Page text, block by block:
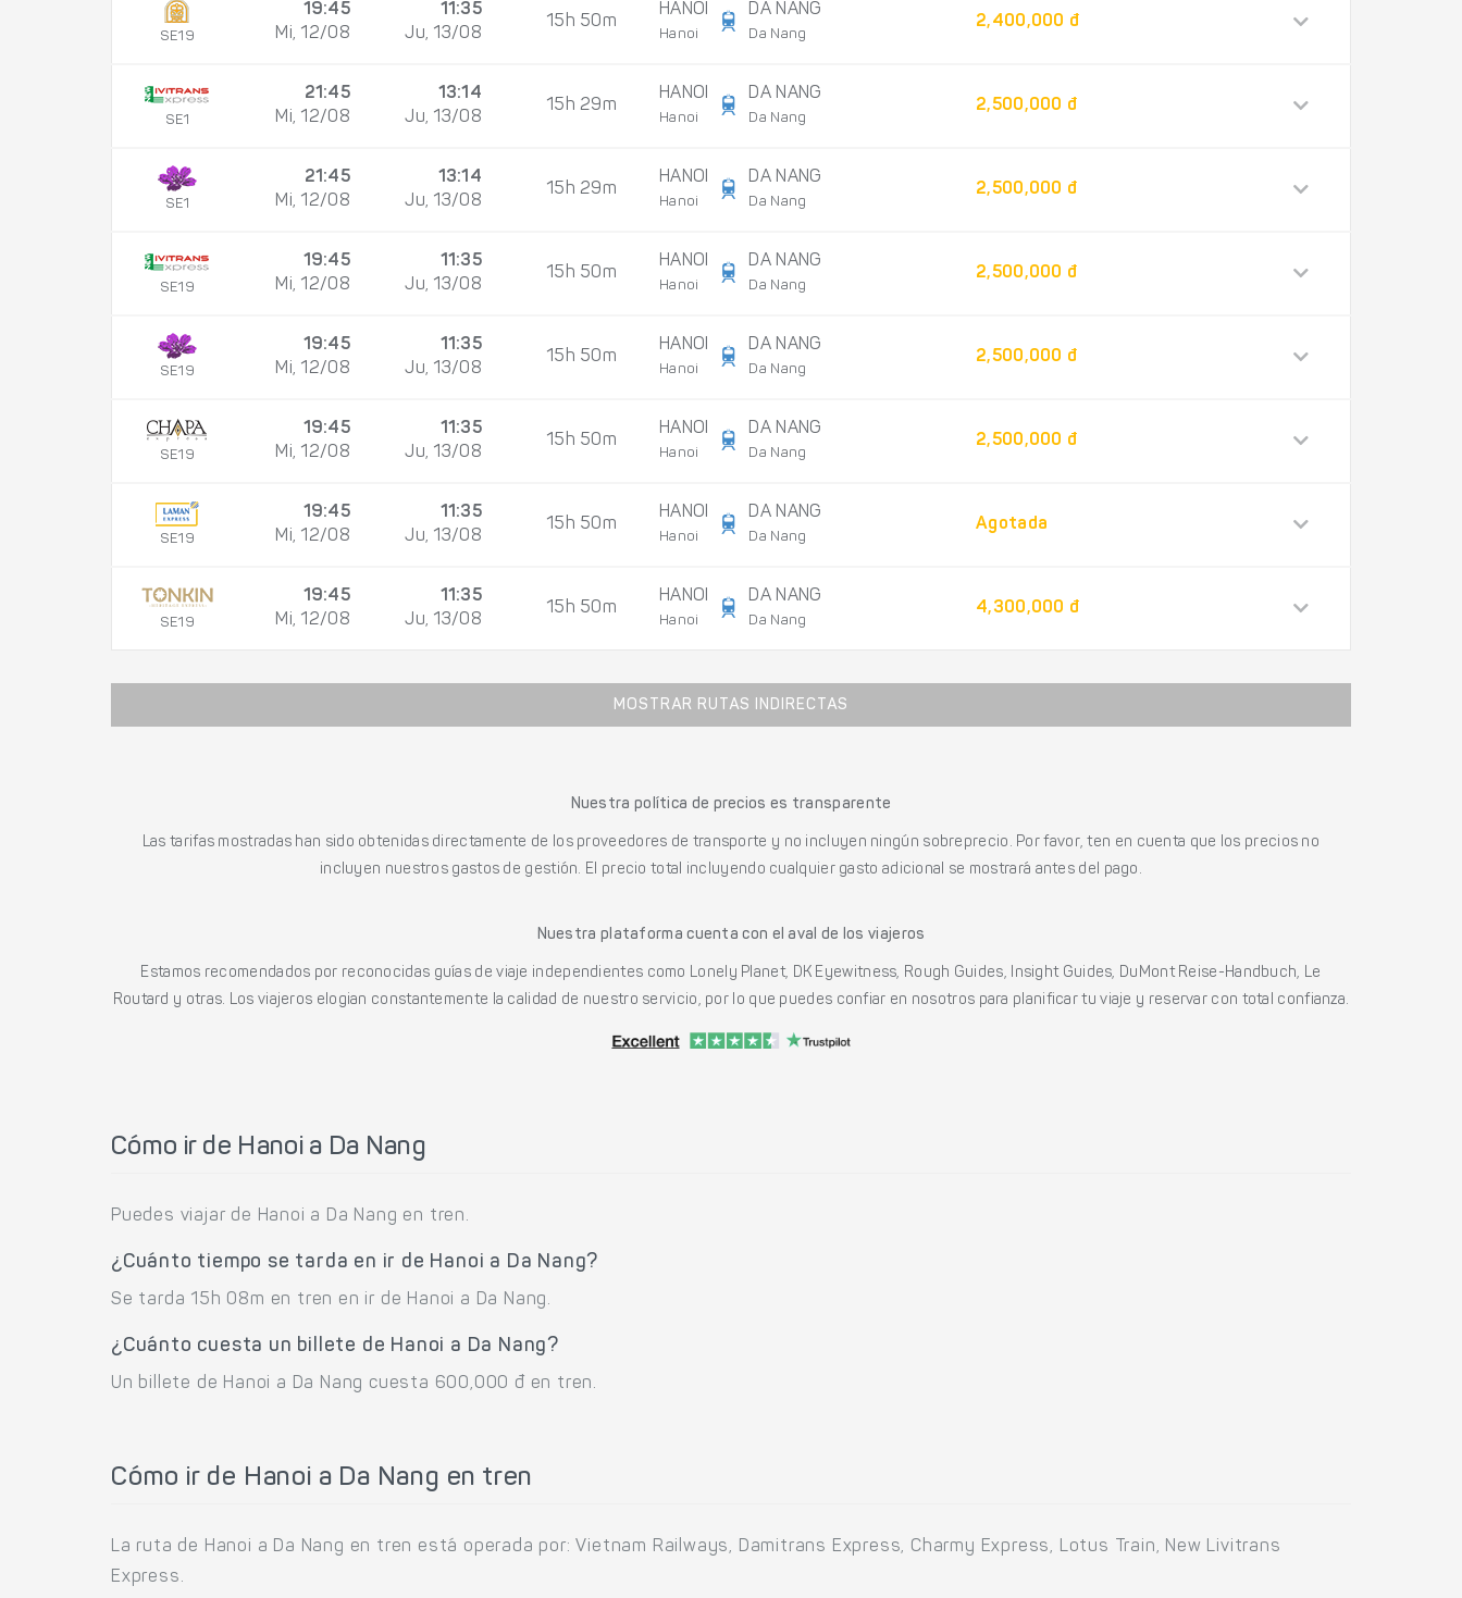
SE19
19:45
Mi, 12/08
11:35
Ju, 13/08
15h 50m
HANOI
Hanoi
DA NANG
Da Nang
2,400,000 đ
SE1
21:45
Mi, 12/08
13:14
Ju, 13/08
15h 29m
HANOI
Hanoi
DA NANG
Da Nang
2,500,000 đ
SE1
21:45
Mi, 12/08
13:14
Ju, 13/08
15h 29m
HANOI
Hanoi
DA NANG
Da Nang
2,500,000 đ
SE19
19:45
Mi, 12/08
11:35
Ju, 13/08
15h 50m
HANOI
Hanoi
DA NANG
Da Nang
2,500,000 đ
SE19
19:45
Mi, 12/08
11:35
Ju, 13/08
15h 50m
HANOI
Hanoi
DA NANG
Da Nang
2,500,000 đ
SE19
19:45
Mi, 12/08
11:35
Ju, 13/08
15h 50m
HANOI
Hanoi
DA NANG
Da Nang
2,500,000 đ
SE19
19:45
Mi, 12/08
11:35
Ju, 13/08
15h 50m
HANOI
Hanoi
DA NANG
Da Nang
Agotada
SE19
19:45
Mi, 12/08
11:35
Ju, 13/08
15h 50m
HANOI
Hanoi
DA NANG
Da Nang
4,300,000 đ
MOSTRAR RUTAS INDIRECTAS
Nuestra política de precios es transparente
Las tarifas mostradas han sido obtenidas directamente de los proveedores de transporte y no incluyen ningún sobreprecio. Por favor, ten en cuenta que los precios no
incluyen nuestros gastos de gestión. El precio total incluyendo cualquier gasto adicional se mostrará antes del pago.
Nuestra plataforma cuenta con el aval de los viajeros
Estamos recomendados por reconocidas guías de viaje independientes como Lonely Planet, DK Eyewitness, Rough Guides, Insight Guides, DuMont Reise-Handbuch, Le
Routard y otras. Los viajeros elogian constantemente la calidad de nuestro servicio, por lo que puedes confiar en nosotros para planificar tu viaje y reservar con total confianza.
Cómo ir de Hanoi a Da Nang
Puedes viajar de Hanoi a Da Nang en tren.
¿Cuánto tiempo se tarda en ir de Hanoi a Da Nang?
Se tarda 15h 08m en tren en ir de Hanoi a Da Nang.
¿Cuánto cuesta un billete de Hanoi a Da Nang?
Un billete de Hanoi a Da Nang cuesta 600,000 đ en tren.
Cómo ir de Hanoi a Da Nang en tren
La ruta de Hanoi a Da Nang en tren está operada por: Vietnam Railways, Damitrans Express, Charmy Express, Lotus Train, New Livitrans
Express.